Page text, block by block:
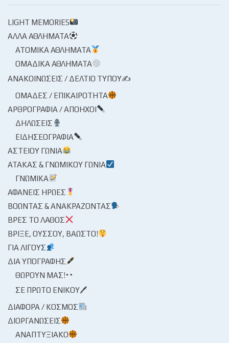
LIGHT MEMORIES
ΆΛΛΑ ΑΘΛΉΜΑΤΑ
ΑΤΟΜΙΚΆ ΑΘΛΉΜΑΤΑ
ΟΜΑΔΙΚΆ ΑΘΛΉΜΑΤΑ
ΑΝΑΚΟΙΝΏΣΕΙΣ / ΔΕΛΤΊΟ ΤΎΠΟΥ✍
ΟΜΆΔΕΣ / ΕΠΙΚΑΙΡΌΤΗΤΑ
ΑΡΘΡΟΓΡΑΦΊΑ / ΑΠΌΗΧΟΙ
ΔΗΛΏΣΕΙΣ
ΕΙΔΗΣΕΟΓΡΑΦΊΑ
ΑΣΤΕΊΟΥ ΓΩΝΊΑ
ΑΤΆΚΑΣ & ΓΝΩΜΙΚΟΎ ΓΩΝΊΑ
ΓΝΩΜΙΚΆ
ΑΦΑΝΕΊΣ ΉΡΩΕΣ
ΒΟΏΝΤΑΣ & ΑΝΑΚΡΆΖΟΝΤΑΣ
ΒΡΕΣ ΤΟ ΛΆΘΟΣ
ΒΡΊΞΕ, ΟΎΣΣΟΥ, ΒΆΩΣΤΟ!
ΓΙΑ ΛΊΓΟΥΣ
ΔΙΑ ΥΠΟΓΡΑΦΉΣ
ΘΩΡΟΎΝ ΜΑΣ!
ΣΕ ΠΡΏΤΟ ΕΝΙΚΟΎ🖊
ΔΙΆΦΟΡΑ / ΚΌΣΜΟΣ
ΔΙΟΡΓΑΝΏΣΕΙΣ
ΑΝΑΠΤΥΞΙΑΚΌ